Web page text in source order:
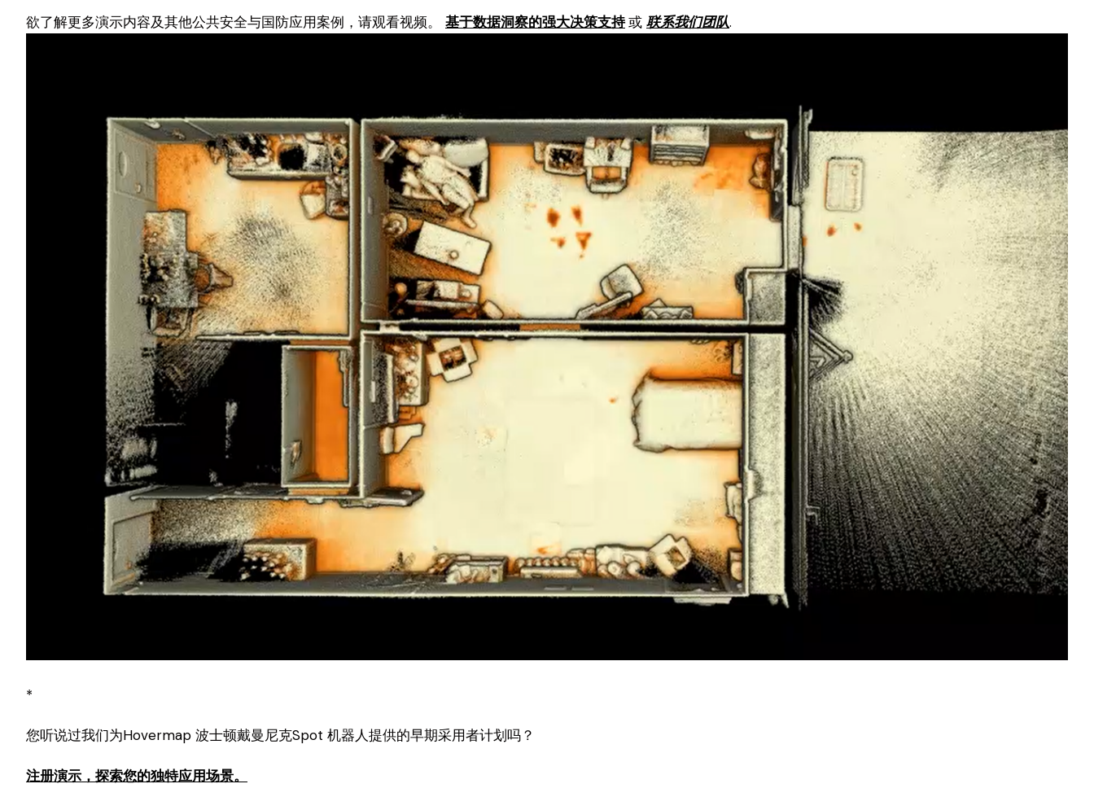
欲了解更多演示内容及其他公共安全与国防应用案例，请观看视频。 基于数据洞察的强大决策支持或 联系我们团队.
*
您听说过我们为Hovermap 波士顿戴曼尼克Spot 机器人提供的早期采用者计划吗？
注册演示，探索您的独特应用场景。